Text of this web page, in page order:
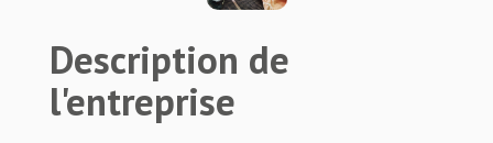
Description de
l'entreprise